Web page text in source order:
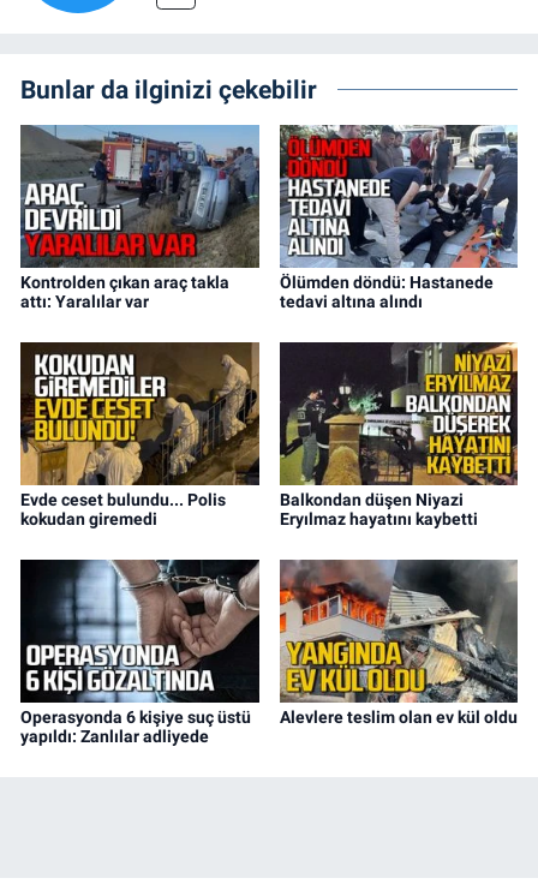
Bunlar da ilginizi çekebilir
Kontrolden çıkan araç takla
attı: Yaralılar var
Ölümden döndü: Hastanede
tedavi altına alındı
Evde ceset bulundu... Polis
kokudan giremedi
Balkondan düşen Niyazi
Eryılmaz hayatını kaybetti
Operasyonda 6 kişiye suç üstü
yapıldı: Zanlılar adliyede
Alevlere teslim olan ev kül oldu